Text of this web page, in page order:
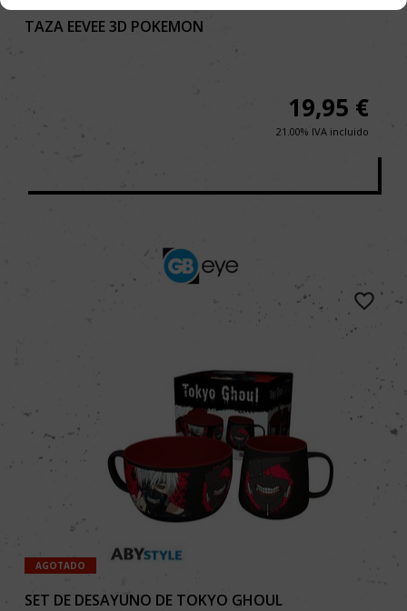
TAZA EEVEE 3D POKEMON
19,95 €
21.00% IVA incluido
AGOTADO
SET DE DESAYUNO DE TOKYO GHOUL